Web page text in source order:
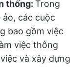
thống: Trong
các cuộc
bao gồm việc
việc thông
và xây dựng